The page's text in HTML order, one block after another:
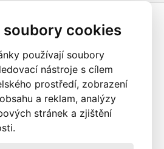
soubory cookies
používají soubory
nástroje s cílem
prostředí, zobrazení
a reklam, analýzy
stránek a zjištění
45micron (0,045mm)*2 Šířka: